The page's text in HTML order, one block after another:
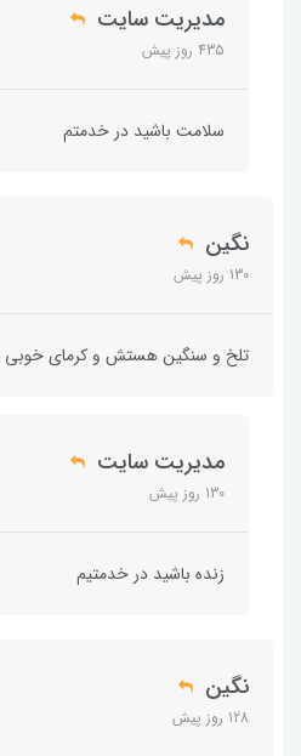
مدیریت سایت
435 روز پیش
سلامت باشید در خدمتم
نگین
130 روز پیش
تلخ و سنگین هستش و کرمای خوبی
مدیریت سایت
130 روز پیش
زنده باشید در خدمتیم
نگین
128 روز پیش